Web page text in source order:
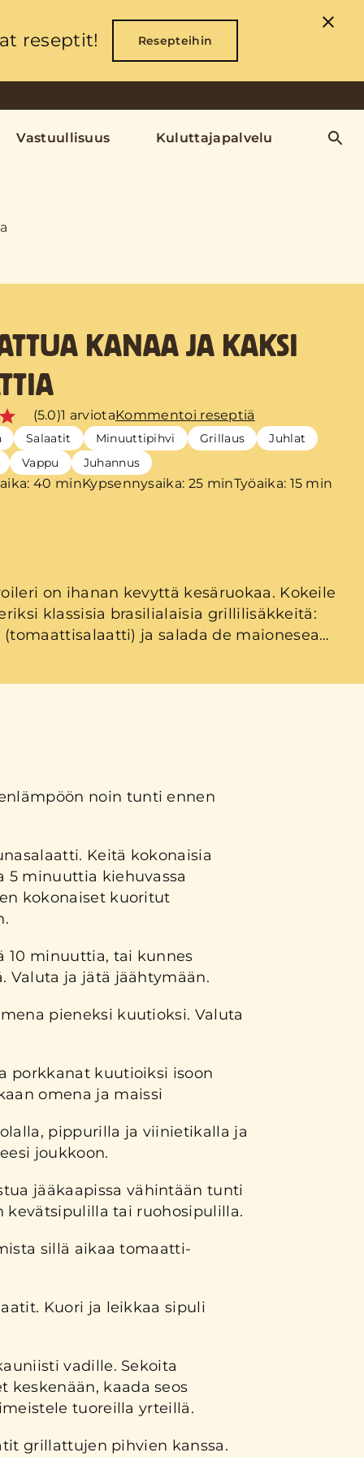
reseptit! Resepteihin
Vastuullisuus Kuluttajapalvelu
KANAA JA KAKSI
(5.0)1 arviotaKommentoi reseptiä
Salaatit Minuuttipihvi Grillaus
Juhlat
Vappu
Juhannus
40 minKypsennysaika: 25 minTyöaika: 15 min
on ihanan kevyttä kesäruokaa. Kokeile
klassisia brasilialaisia grillilisäkkeitä:
ja salada de maionesea
noin tunti ennen
Keitä kokonaisia
minuuttia kiehuvassa
kokonaiset kuoritut
10 minuuttia, tai kunnes
Valuta ja jätä jäähtymään.
pieneksi kuutioksi. Valuta
porkkanat kuutioiksi isoon
omena ja maissi
pippurilla ja viinietikalla ja
joukkoon.
jääkaapissa vähintään tunti
kevätsipulilla tai ruohosipulilla.
sillä aikaa tomaatti-
Kuori ja leikkaa sipuli
vadille. Sekoita
keskenään, kaada seos
tuoreilla yrteillä.
grillattujen pihvien kanssa.